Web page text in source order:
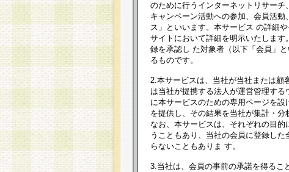
のために行うインターネットリサーチ
キャンペーン活動への参加、会員活
ス」といいます。本サービス の詳細
サイトにおいて詳細を明示いたしま
録を承認し た対象者（以下「会員」
るものです。
2.本サービスは、当社が当社または顧
は当社が提携する法人が運営管理す
に本サービスのための専用ページを
を提供し、その結果を当社が集計・分
なお、本サービスは、それぞれの目
うこともあり、当社の会員に登録し
らないこともありま す。
3.当社は、会員の事前の承諾を得るこ